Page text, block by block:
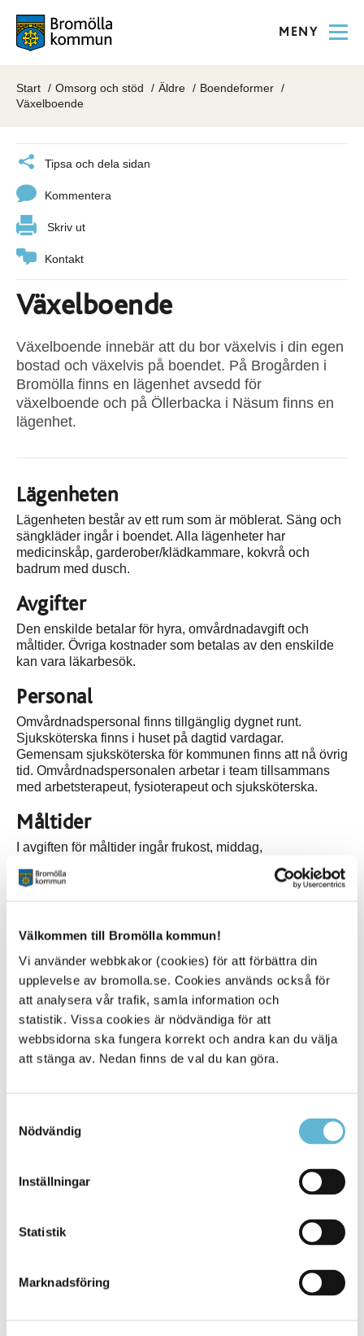
Välkommen till Bromölla kommun!
Vi använder webbkakor (cookies) för att förbättra din
upplevelse av bromolla.se. Cookies används också för
att analysera vår trafik, samla information och
statistik. Vissa cookies är nödvändiga för att
webbsidorna ska fungera korrekt och andra kan du välja
att stänga av. Nedan finns de val du kan göra.
Nödvändig
Inställningar
Statistik
Marknadsföring
MENY
Start Omsorg och stöd Äldre
Boendeformer
Växelboende
Tipsa och dela sidan
Kommentera
Skriv ut
Kontakt
Växelboende
Växelboende innebär att du bor växelvis i din egen
bostad och växelvis på boendet. På Brogården i
Bromölla finns en lägenhet avsedd för
växelboende och på Öllerbacka i Näsum finns en
lägenhet.
Lägenheten
Lägenheten består av ett rum som är möblerat. Säng och
sängkläder ingår i boendet. Alla lägenheter har
medicinskåp, garderober/klädkammare, kokvrå och
badrum med dusch.
Avgifter
Den enskilde betalar för hyra, omvårdnadavgift och
måltider. Övriga kostnader som betalas av den enskilde
kan vara läkarbesök.
Personal
Omvårdnadspersonal finns tillgänglig dygnet runt.
Sjuksköterska finns i huset på dagtid vardagar.
Gemensam sjuksköterska för kommunen finns att nå övrig
tid. Omvårdnadspersonalen arbetar i team tillsammans
med arbetsterapeut, fysioterapeut och sjuksköterska.
Måltider
I avgiften för måltider ingår frukost, middag,
också möjlighet att få mellanmål på övrig tid.
Aktiviteter utgår från den enskildes önskemål och behov.
Kontakt
Brogården
Bronsåldersstigen 4
291 94 Näsum
Margaretha Johnsson
(SMS0709-17 10 43 )